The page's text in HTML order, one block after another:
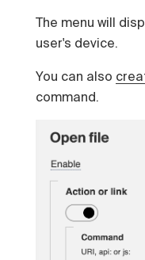
The menu will
user's device.
You can also
command.